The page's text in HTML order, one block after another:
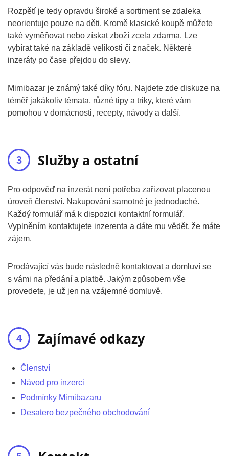
Rozpětí je tedy opravdu široké a sortiment se zdaleka
neorientuje pouze na děti. Kromě klasické koupě můžete
také vyměňovat nebo získat zboží zcela zdarma. Lze
vybírat také na základě velikosti či značek. Některé
inzeráty po čase přejdou do slevy.
Mimibazar je známý také díky fóru. Najdete zde diskuze na
téměř jakákoliv témata, různé tipy a triky, které vám
pomohou v domácnosti, recepty, návody a další.
Služby a ostatní
Pro odpověď na inzerát není potřeba zařizovat placenou
úroveň členství. Nakupování samotné je jednoduché.
Každý formulář má k dispozici kontaktní formulář.
Vyplněním kontaktujete inzerenta a dáte mu vědět, že máte
zájem.
Prodávající vás bude následně kontaktovat a domluví se
s vámi na předání a platbě. Jakým způsobem vše
provedete, je už jen na vzájemné domluvě.
Zajímavé odkazy
Členství
Návod pro inzerci
Podmínky Mimibazaru
Desatero bezpečného obchodování